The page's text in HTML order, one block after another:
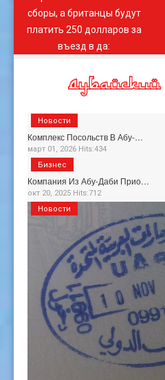
сборы, а британцы будут
платить 250 долларов за
въезд в да:
Комплекс Посольств В Абу-…
март 01, 2026 Hits:434
Новости
Компания Из Абу-Даби Прио…
окт 20, 2025 Hits:712
Бизнес
Новости